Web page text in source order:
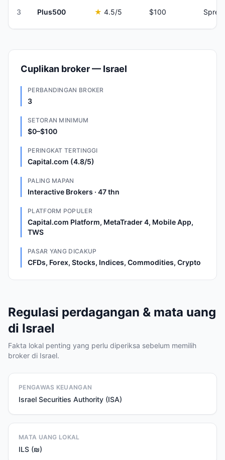
3 Plus500 ★ 4.5/5 $100
Cuplikan broker — Israel
PERBANDINGAN BROKER
3
SETORAN MINIMUM
$0–$100
PERINGKAT TERTINGGI
Capital.com (4.8/5)
PALING MAPAN
Interactive Brokers · 47 thn
PLATFORM POPULER
Capital.com Platform, MetaTrader 4, Mobile App,
TWS
PASAR YANG DICAKUP
CFDs, Forex, Stocks, Indices, Commodities, Crypto
Regulasi perdagangan & mata uang
di Israel
Fakta lokal penting yang perlu diperiksa sebelum memilih
broker di Israel.
PENGAWAS KEUANGAN
Israel Securities Authority (ISA)
MATA UANG LOKAL
ILS (₪)